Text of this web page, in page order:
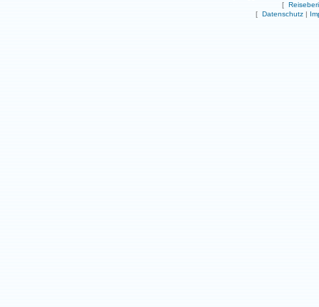
[
[ Datenschutz |